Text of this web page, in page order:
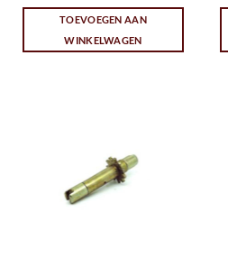
TOEVOEGEN AAN
WINKELWAGEN